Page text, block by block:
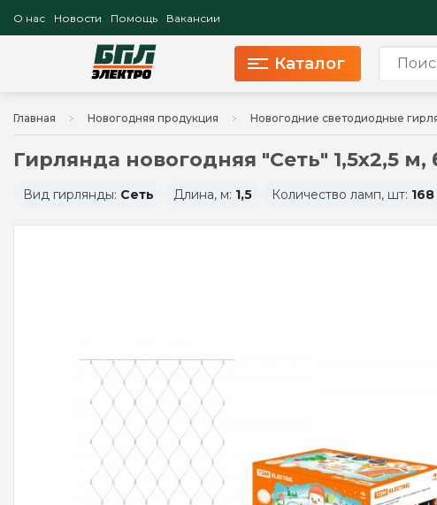
О нас Новости Помощь Вакансии
Каталог
Главная Новогодняя продукция Новогодние светодиодные
Гирлянда новогодняя "Сеть" 1,5х2,5
Вид гирлянды: Сеть Длина, м: 1,5 Количество ламп, шт: 168